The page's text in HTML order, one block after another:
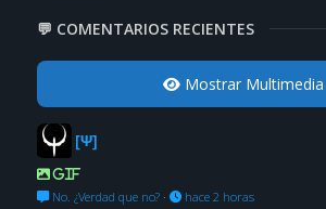
💬 COMENTARIOS RECIENTES
Mostrar Multimedia
[Ψ]
GIF
No. ¿Verdad que no?· hace 2 horas